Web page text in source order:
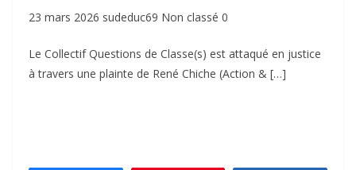
23 mars 2026 sudeduc69 Non classé 0
Le Collectif Questions de Classe(s) est attaqué en justice
à travers une plainte de René Chiche (Action & […]